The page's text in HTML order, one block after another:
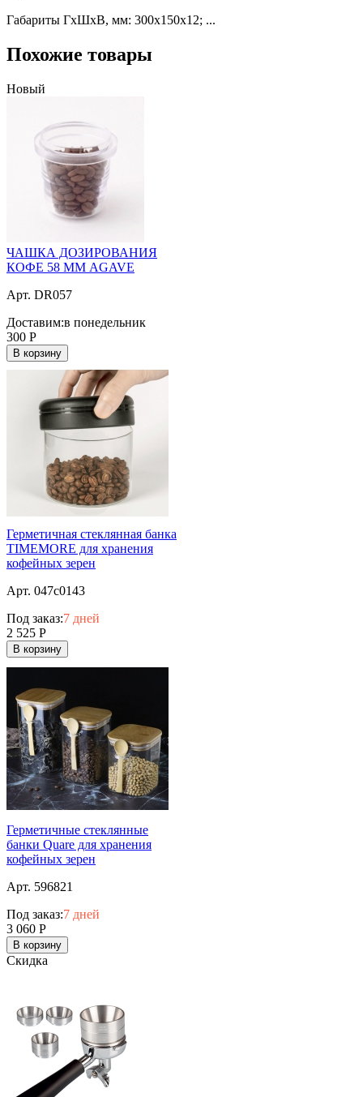
Габариты ГхШхВ, мм: 300х150х12; ...
Похожие товары
Новый
ЧАШКА ДОЗИРОВАНИЯ
КОФЕ 58 ММ AGAVE
Арт. DR057
Доставим:в понедельник
300 Р
В корзину
Герметичная стеклянная банка
TIMEMORE для хранения
кофейных зерен
Арт. 047c0143
Под заказ:7 дней
2 525 Р
В корзину
Герметичные стеклянные
банки Quare для хранения
кофейных зерен
Арт. 596821
Под заказ:7 дней
3 060 Р
В корзину
Скидка